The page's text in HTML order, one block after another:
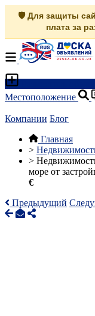
🛡️ Для защиты
плата за
Местоположение
Компании Блог
Главная
>
>
море от
€
Предыдущий